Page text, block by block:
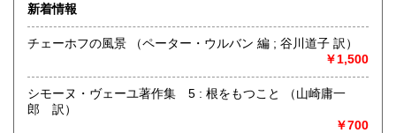
新着情報
チェーホフの風景 （ペーター・ウルバン 編 ; 谷川道子 訳）
￥1,500
シモーヌ・ヴェーユ著作集 5 : 根をもつこと （山崎庸一
郎 訳）
￥700